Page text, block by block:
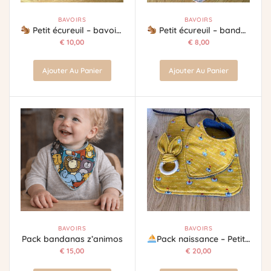
BAVOIRS
Petit écureuil – bavoir fleur
€ 10,00
Ajouter Au Panier
BAVOIRS
Petit écureuil – bandana
€ 8,00
Ajouter Au Panier
BAVOIRS
Pack bandanas z’animos
€ 15,00
BAVOIRS
Pack naissance – Petits bateaux
€ 20,00